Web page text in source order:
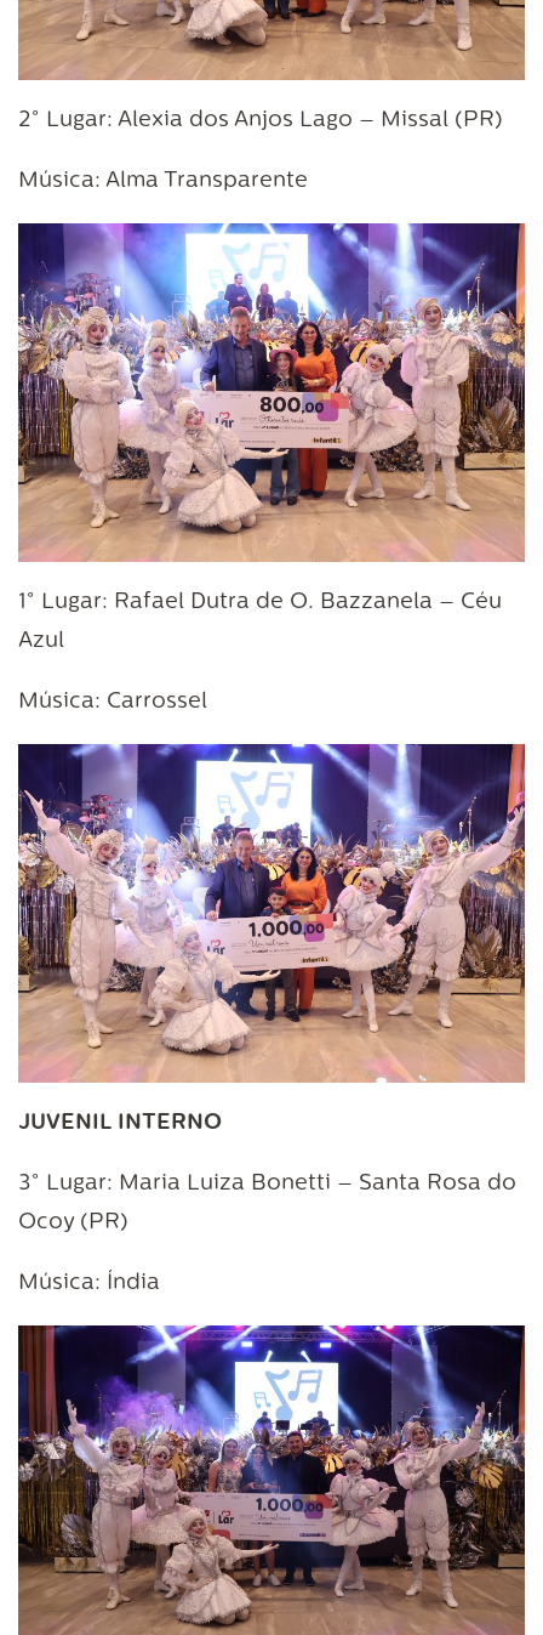
2° Lugar: Alexia dos Anjos Lago – Missal (PR)
Música: Alma Transparente
1° Lugar: Rafael Dutra de O. Bazzanela – Céu
Azul
Música: Carrossel
JUVENIL INTERNO
3° Lugar: Maria Luiza Bonetti – Santa Rosa do
Ocoy (PR)
Música: Índia